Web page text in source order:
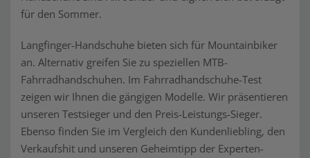
für den Sommer.
Langfinger-Handschuhe bieten sich für Mountainbiker
an. Alternativ greifen Sie zu speziellen MTB-
Fahrradhandschuhen. Im Fahrradhandschuhe-Test
zeigen wir Ihnen die gängigen Modelle. Wir präsentieren
unseren Testsieger und den Preis-Leistungs-Sieger.
Ebenso finden Sie im Vergleich den Kundenliebling, den
Verkaufshit und unseren Geheimtipp der Experten-